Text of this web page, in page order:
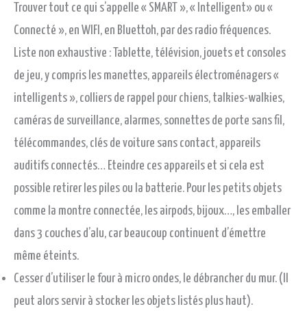
Trouver tout ce qui s’appelle « SMART », « Intelligent» ou «
Connecté », en WIFI, en Bluettoh, par des radio fréquences.
Liste non exhaustive : Tablette, télévision, jouets et consoles
de jeu, y compris les manettes, appareils électroménagers «
intelligents », colliers de rappel pour chiens, talkies-walkies,
caméras de surveillance, alarmes, sonnettes de porte sans fil,
télécommandes, clés de voiture sans contact, appareils
auditifs connectés… Eteindre ces appareils et si cela est
possible retirer les piles ou la batterie. Pour les petits objets
comme la montre connectée, les airpods, bijoux…, les emballer
dans 3 couches d’alu, car beaucoup continuent d’émettre
même éteints.
Cesser d’utiliser le four à micro ondes, le débrancher du mur. (Il
peut alors servir à stocker les objets listés plus haut).